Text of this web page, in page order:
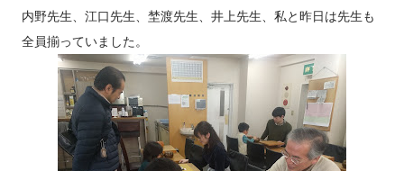
内野先生、江口先生、埜渡先生、井上先生、私と昨日は先生も
全員揃っていました。